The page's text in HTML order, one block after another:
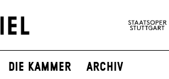
Die Kammer Archiv